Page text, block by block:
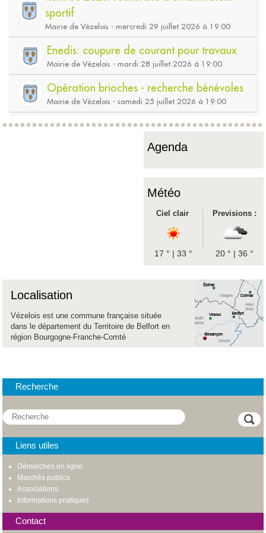
Agenda
Météo
Ciel clair
17 ° 33 °
Previsions :
20 ° 36 °
Localisation
Vézelois est une commune française située
dans le département du Territoire de Belfort en
région Bourgogne-Franche-Comté
Recherche
Liens utiles
Démarches en ligne
Marchés publics
Associations
Informations pratiques
Contact